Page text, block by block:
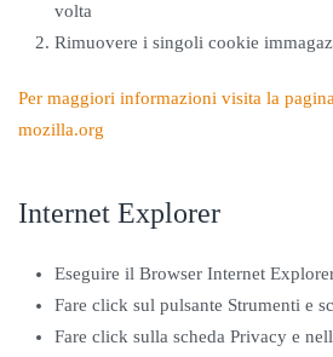
volta
Rimuovere i singoli cookie
Per maggiori informazioni visita la
mozilla.org
Internet Explorer
Eseguire il Browser Internet
Fare click sul pulsante Strumenti e
Fare click sulla scheda Privacy e